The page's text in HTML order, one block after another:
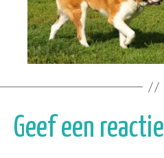
Geef een reactie